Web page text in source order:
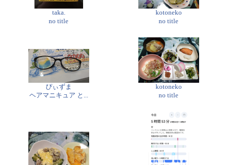
taka.
no title
kotoneko
no title
ぴぃずま
ヘアマニキュア と...
kotoneko
no title